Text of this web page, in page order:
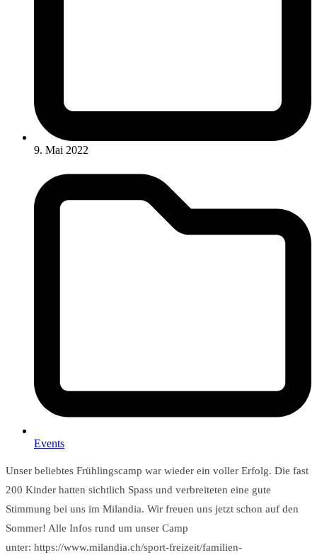
9. Mai 2022
Events
Unser beliebtes Frühlingscamp war wieder ein voller Erfolg. Die fast
200 Kinder hatten sichtlich Spass und verbreiteten eine gute
Stimmung bei uns im Milandia. Wir freuen uns jetzt schon auf den
Sommer! Alle Infos rund um unser Camp
unter: https://www.milandia.ch/sport-freizeit/familien-